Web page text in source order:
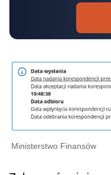
Ministerstwo Finansów